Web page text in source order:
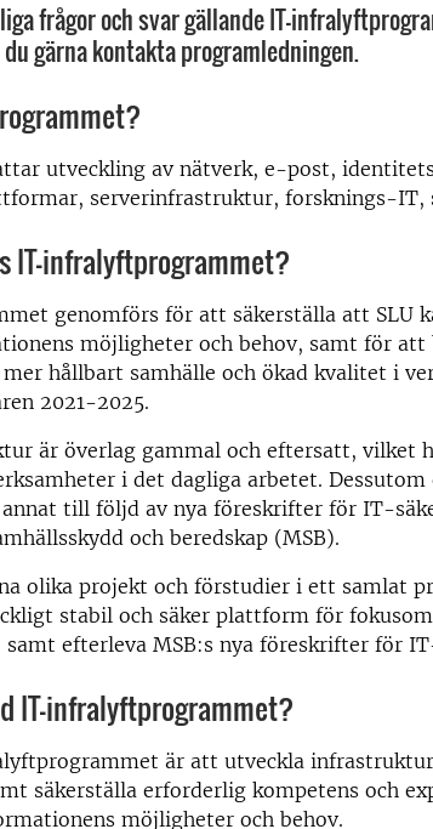
frågor och svar gällande IT-
gärna kontakta programledningen.
utveckling av nätverk, e-post,
serverinfrastruktur, forsknings-IT,
IT-infralyftprogrammet?
genomförs för att säkerställa att SLU
möjligheter och behov, samt för
hållbart samhälle och ökad kvalitet i
2021-2025.
är överlag gammal och eftersatt, vilket
i det dagliga arbetet. Dessutom
till följd av nya föreskrifter för IT-
och beredskap (MSB).
olika projekt och förstudier i ett samlat
stabil och säker plattform för
efterleva MSB:s nya föreskrifter för
IT-infralyftprogrammet?
är att utveckla
säkerställa erforderlig kompetens och
möjligheter och behov.